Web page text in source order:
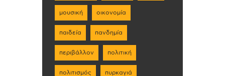
μουσική οικονομία
παιδεία πανδημία
περιβάλλον πολιτική
πολιτισμός πυρκαγιά